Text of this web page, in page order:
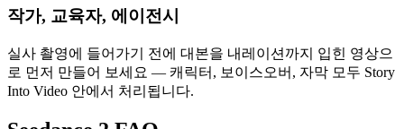
작가, 교육자, 에이전시
실사 촬영에 들어가기 전에 대본을 내레이션까지 입힌 영상으
로 먼저 만들어 보세요 — 캐릭터, 보이스오버, 자막 모두 Story
Into Video 안에서 처리됩니다.